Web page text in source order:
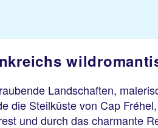
Landschaften,
die Steilküste von Cap
und durch das charmante